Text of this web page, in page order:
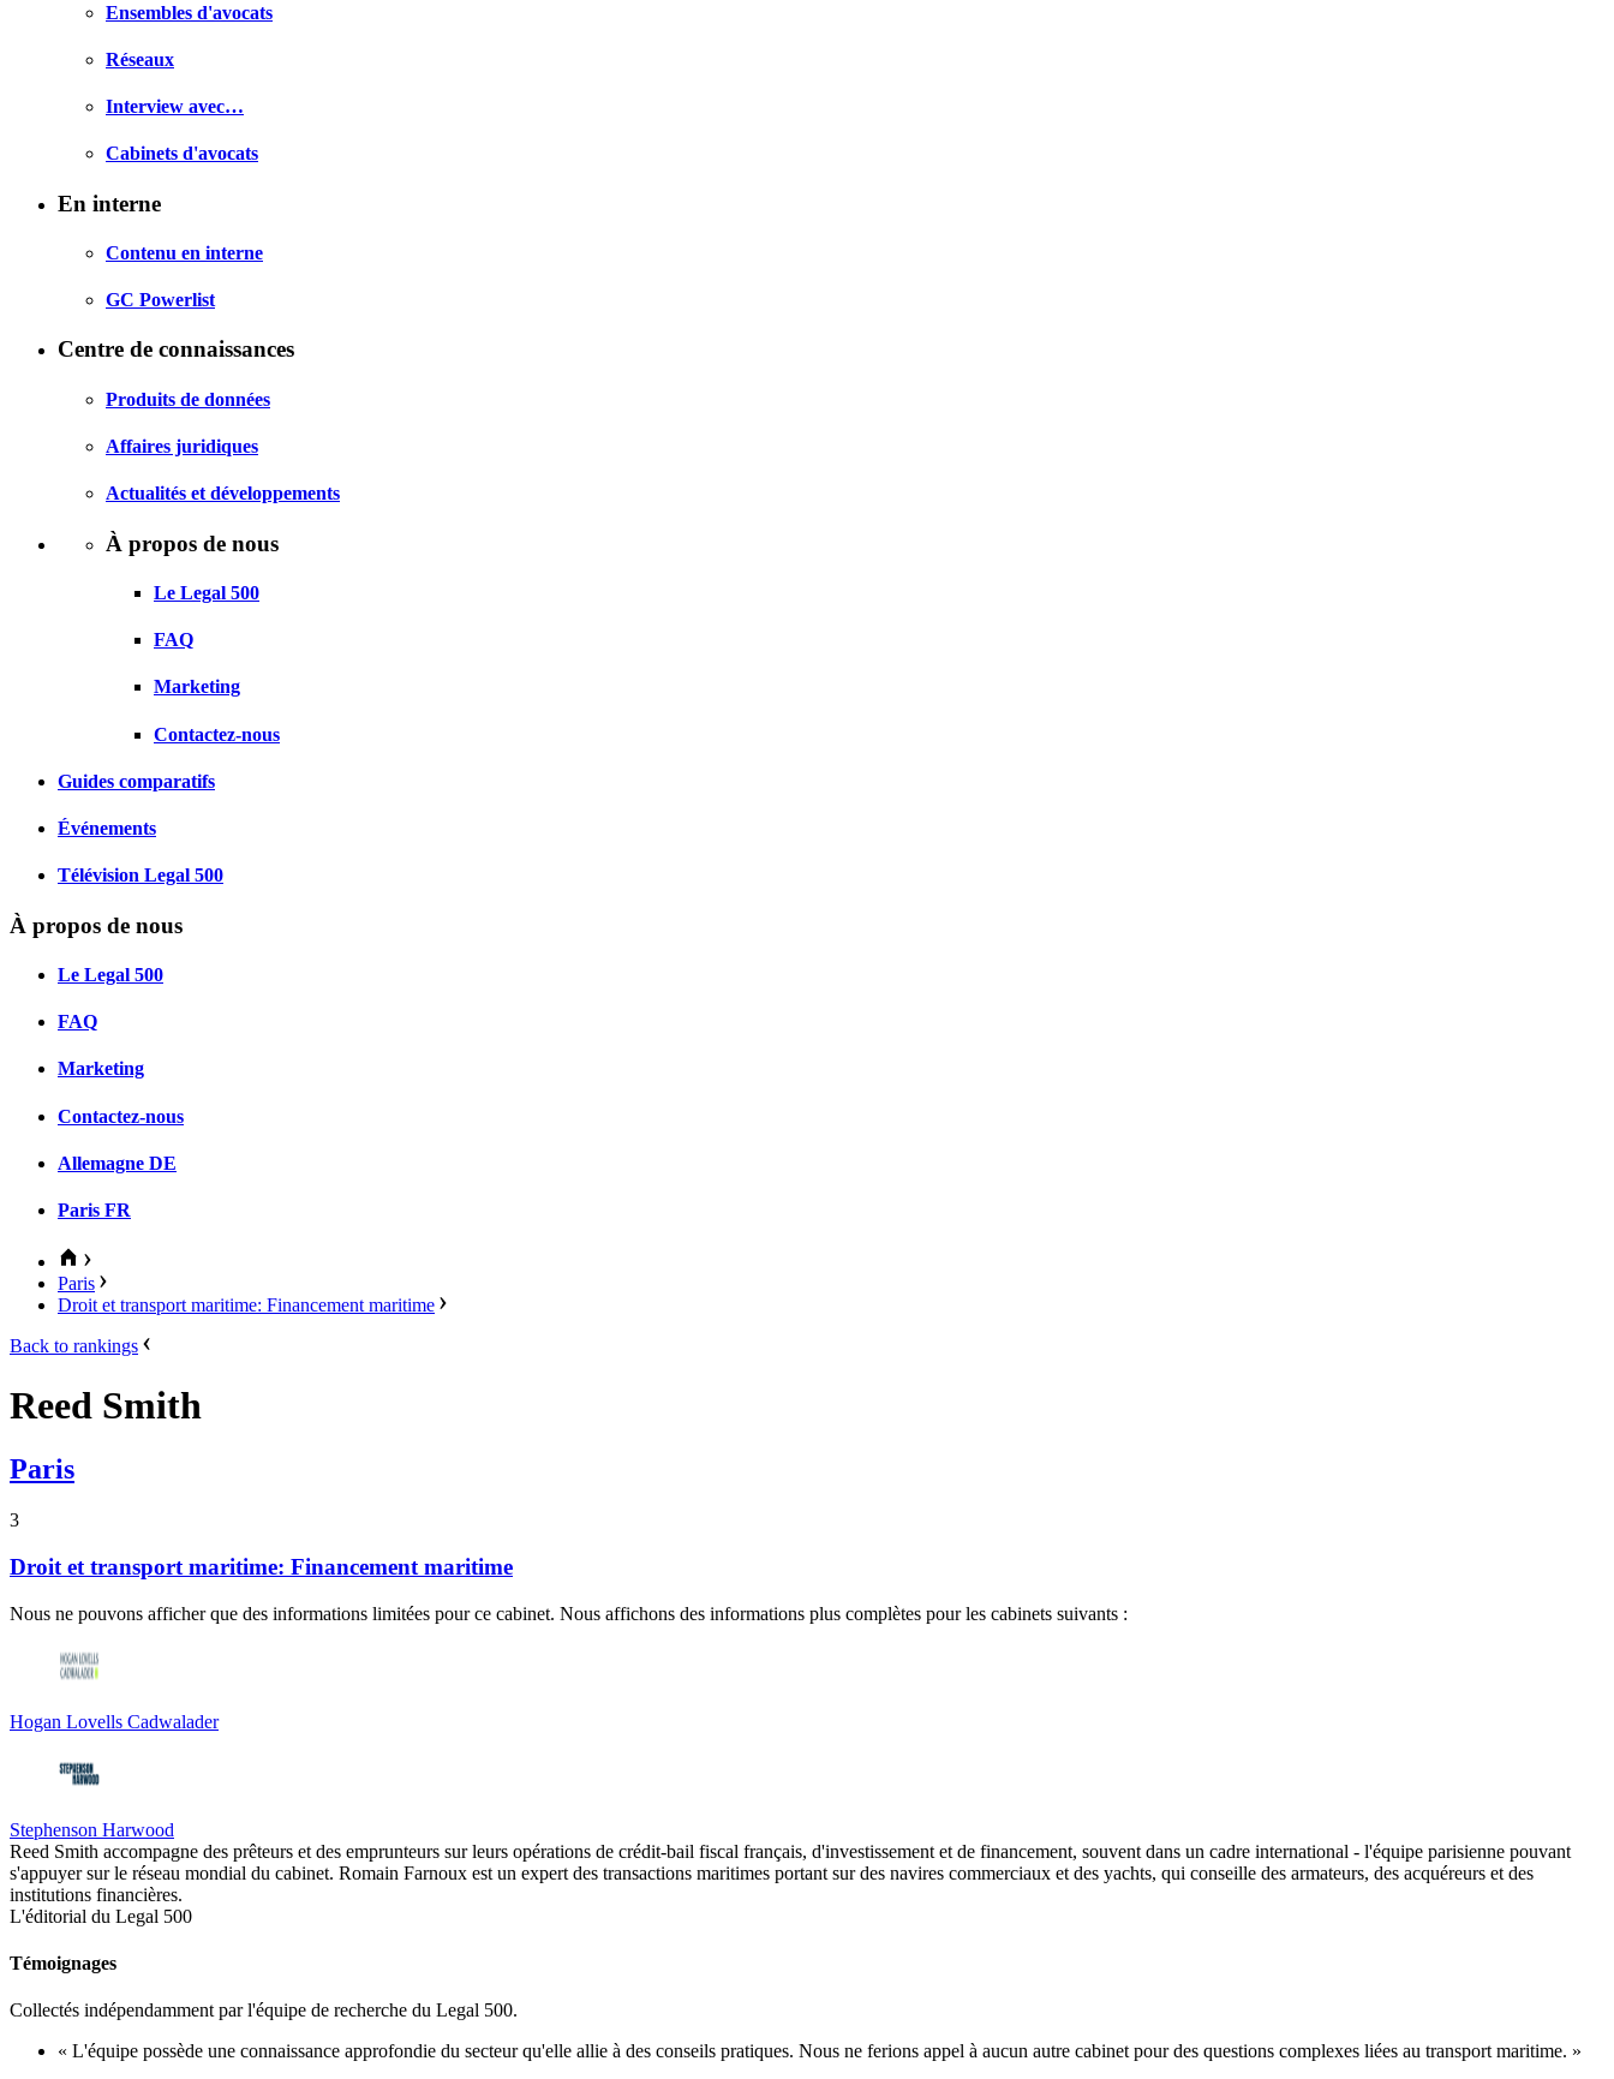
Ensembles d'avocats
Réseaux
Interview avec…
Cabinets d'avocats
En interne
Contenu en interne
GC Powerlist
Centre de connaissances
Produits de données
Affaires juridiques
Actualités et développements
À propos de nous
Le Legal 500
FAQ
Marketing
Contactez-nous
Guides comparatifs
Événements
Télévision Legal 500
À propos de nous
Le Legal 500
FAQ
Marketing
Contactez-nous
Allemagne DE
Paris FR
Paris
Droit et transport maritime: Financement maritime
Back to rankings
Reed Smith
Paris
3
Droit et transport maritime: Financement maritime
Nous ne pouvons afficher que des informations limitées pour ce cabinet. Nous affichons des informations plus complètes pour les cabinets suivants :
Hogan Lovells Cadwalader
Stephenson Harwood
Reed Smith accompagne des prêteurs et des emprunteurs sur leurs opérations de crédit-bail fiscal français, d'investissement et de financement, souvent dans un cadre international - l'équipe parisienne pouvant
s'appuyer sur le réseau mondial du cabinet. Romain Farnoux est un expert des transactions maritimes portant sur des navires commerciaux et des yachts, qui conseille des armateurs, des acquéreurs et des
institutions financières.
L'éditorial du Legal 500
Témoignages
Collectés indépendamment par l'équipe de recherche du Legal 500.
« L'équipe possède une connaissance approfondie du secteur qu'elle allie à des conseils pratiques. Nous ne ferions appel à aucun autre cabinet pour des questions complexes liées au transport maritime. »